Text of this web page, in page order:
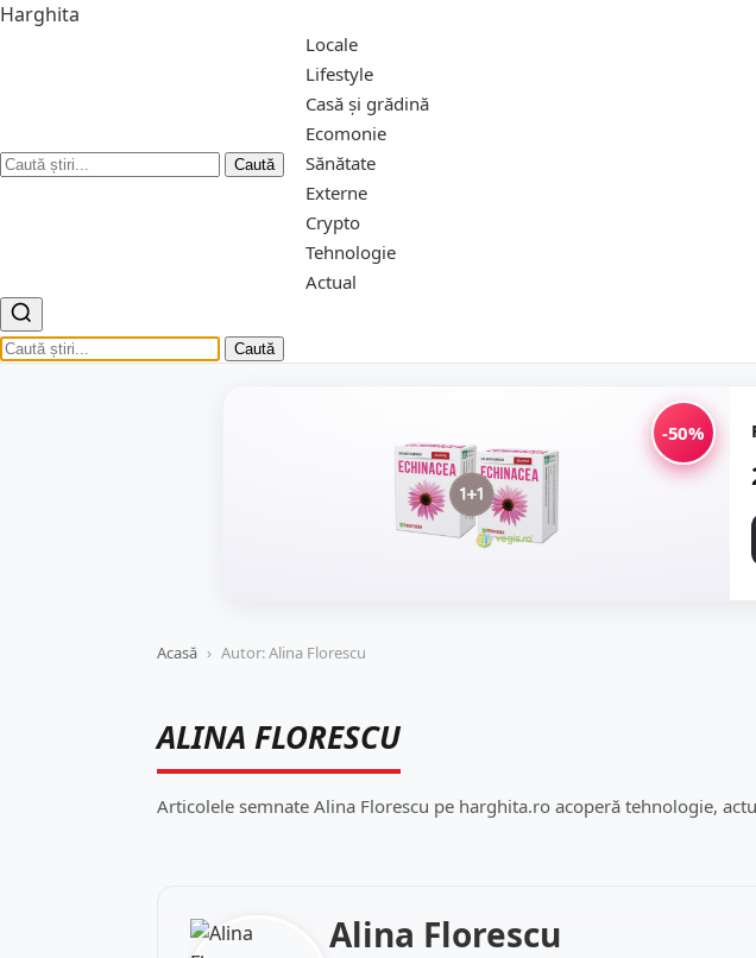
Harghita
Caută
Locale
Lifestyle
Casă și grădină
Ecomonie
Sănătate
Externe
Crypto
Tehnologie
Actual
Caută
-50%
Acasă › Autor: Alina Florescu
ALINA FLORESCU
Articolele semnate Alina Florescu pe harghita.ro acoperă tehnologie,
Alina Florescu